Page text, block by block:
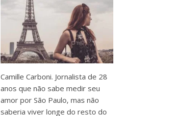
Camille Carboni. Jornalista de 28
anos que não sabe medir seu
amor por São Paulo, mas não
saberia viver longe do resto do